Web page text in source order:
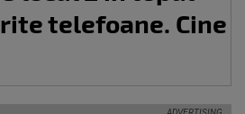
telefoane. Cine